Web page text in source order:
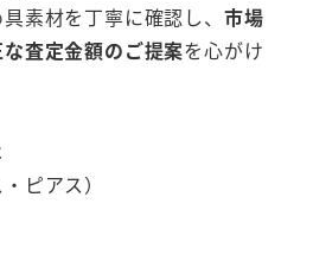
素材を丁寧に確認し、 市場
査定金額のご提案を心がけ
ピアス）